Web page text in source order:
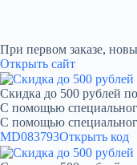
При первом заказе,
Открыть сайт
Скидка до 500 рублей
С помощью
С помощью
MD083793Открыть код